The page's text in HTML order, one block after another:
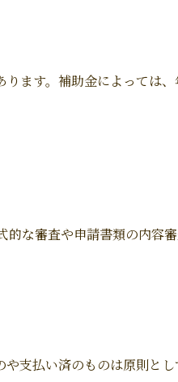
ます。補助金によっては
な審査や申請書類の内容審
支払い済のものは原則とし